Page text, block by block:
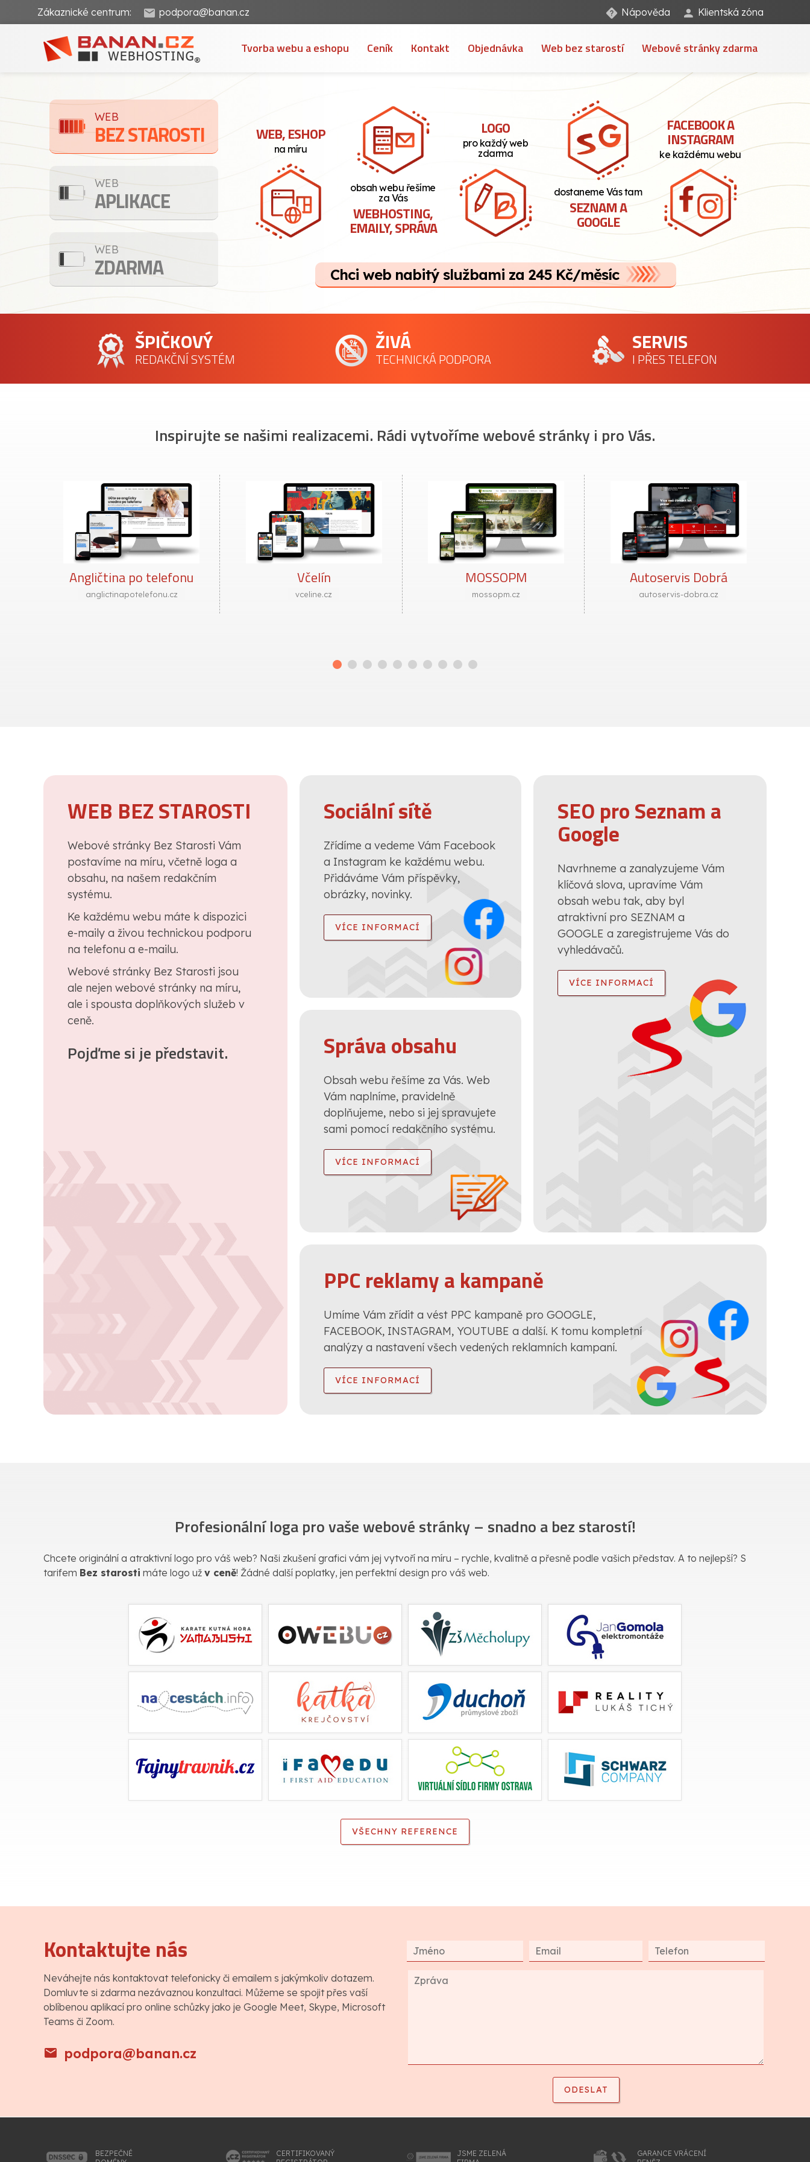
Zákaznické centrum: podpora@banan.cz Nápověda Klientská zóna
Tvorba webu a eshopu Ceník Kontakt Objednávka Web bez starostí Webové stránky zdarma
WEB
BEZ STAROSTI
WEB
APLIKACE
WEB
ZDARMA
WEB, ESHOP
na míru
WEBHOSTING,
EMAILY, SPRÁVA
obsah webu řešíme
za Vás
LOGO
pro každý web
zdarma
SEZNAM A
GOOGLE
dostaneme Vás tam
FACEBOOK A
INSTAGRAM
ke každému webu
Chci web nabitý službami za 245 Kč/měsíc
ŠPIČKOVÝ
REDAKČNÍ SYSTÉM
ŽIVÁ
TECHNICKÁ PODPORA
SERVIS
I PŘES TELEFON
Inspirujte se našimi realizacemi. Rádi vytvoříme webové stránky i pro Vás.
Angličtina po telefonu
anglictinapotelefonu.cz
Včelín
vceline.cz
MOSSOPM
mossopm.cz
Autoservis Dobrá
autoservis-dobra.cz
WEB BEZ STAROSTI
Webové stránky Bez Starosti Vám
postavíme na míru, včetně loga a
obsahu, na našem redakčním
systému.
Ke každému webu máte k dispozici
e-maily a živou technickou podporu
na telefonu a e-mailu.
Webové stránky Bez Starosti jsou
ale nejen webové stránky na míru,
ale i spousta doplňkových služeb v
ceně.
Pojďme si je představit.
Sociální sítě
Zřídíme a vedeme Vám Facebook
a Instagram ke každému webu.
Přidáváme Vám příspěvky,
obrázky, novinky.
VÍCE INFORMACÍ
Správa obsahu
Obsah webu řešíme za Vás. Web
Vám naplníme, pravidelně
doplňujeme, nebo si jej spravujete
sami pomocí redakčního systému.
VÍCE INFORMACÍ
PPC reklamy a kampaně
Umíme Vám zřídit a vést PPC kampaně pro GOOGLE,
FACEBOOK, INSTAGRAM, YOUTUBE a další. K tomu kompletní
analýzy a nastavení všech vedených reklamních kampaní.
VÍCE INFORMACÍ
SEO pro Seznam a
Google
Navrhneme a zanalyzujeme Vám
klíčová slova, upravíme Vám
obsah webu tak, aby byl
atraktivní pro SEZNAM a
GOOGLE a zaregistrujeme Vás do
vyhledávačů.
VÍCE INFORMACÍ
Profesionální loga pro vaše webové stránky – snadno a bez starostí!
Chcete originální a atraktivní logo pro váš web? Naši zkušení grafici vám jej vytvoří na míru – rychle, kvalitně a přesně podle vašich představ. A to nejlepší? S
tarifem Bez starosti máte logo už v ceně! Žádné další poplatky, jen perfektní design pro váš web.
VŠECHNY REFERENCE
Kontaktujte nás
Neváhejte nás kontaktovat telefonicky či emailem s jakýmkoliv dotazem.
Domluvte si zdarma nezávaznou konzultaci. Můžeme se spojit přes vaší
oblíbenou aplikací pro online schůzky jako je Google Meet, Skype, Microsoft
Teams či Zoom.
podpora@banan.cz
BEZPEČNÉ
CERTIFIKOVANÝ
JSME ZELENÁ
GARANCE VRÁCENÍ